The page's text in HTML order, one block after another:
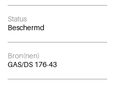
Status
Beschermd
Bron(nen)
GAS/DS 176-43